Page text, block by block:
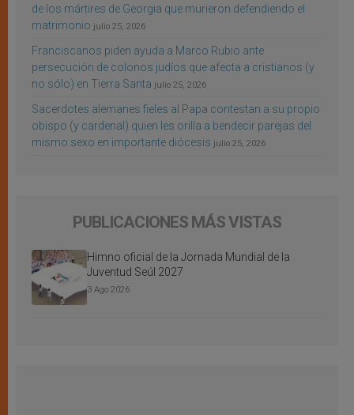
de los mártires de Georgia que murieron defendiendo el
matrimonio julio 25, 2026
Franciscanos piden ayuda a Marco Rubio ante
persecución de colonos judíos que afecta a cristianos (y
no sólo) en Tierra Santa julio 25, 2026
Sacerdotes alemanes fieles al Papa contestan a su propio
obispo (y cardenal) quien les orilla a bendecir parejas del
mismo sexo en importante diócesis julio 25, 2026
PUBLICACIONES MÁS VISTAS
Himno oficial de la Jornada Mundial de la
Juventud Seúl 2027
3 Ago 2026